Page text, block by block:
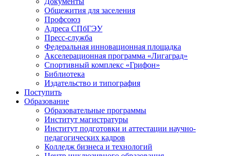
Общежития для заселения
Профсоюз
Адреса СПбГЭУ
Пресс-служба
Федеральная инновационная площадка
Акселерационная программа «Лигаград»­­
Спортивный комплекс «Грифон»
Библиотека
Издательство и типография
Поступить
Образование
Образовательные программы
Институт магистратуры
Институт подготовки и аттестации научно-
педагогических кадров
Колледж бизнеса и технологий